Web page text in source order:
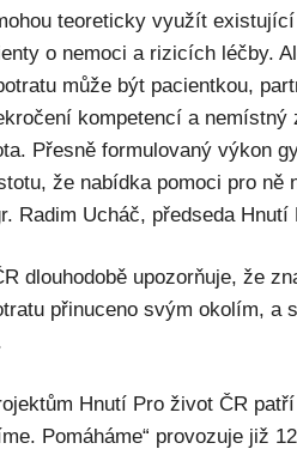
teoreticky využít
o nemoci a rizicích léčby.
může být pacientkou,
kompetencí a nemístný
Přesně formulovaný výkon
že nabídka pomoci pro ně
Radim Ucháč, předseda Hnutí
dlouhodobě upozorňuje, že
přinuceno svým okolím, a
Hnutí Pro život ČR
Pomáháme“ provozuje již